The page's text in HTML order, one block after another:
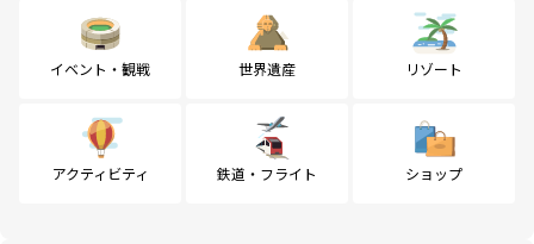
イベント・観戦 世界遺産 リゾート
アクティビティ 鉄道・フライト ショップ